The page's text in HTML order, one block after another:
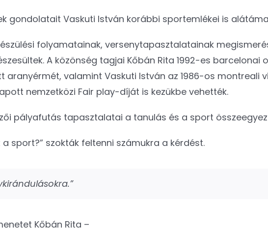
gondolatait Vaskuti István korábbi sportemlékei is
folyamatainak, versenytapasztalatainak
A közönség tagjai Kőbán Rita 1992-es
aranyérmét, valamint Vaskuti István az 1986-os
nemzetközi Fair play-díját is kezükbe vehették.
pályafutás tapasztalatai a tanulás és a sport
sport?” szokták feltenni számukra a kérdést.
Kőbán Rita –